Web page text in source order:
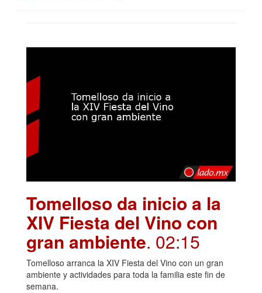
Tomelloso da inicio a la
XIV Fiesta del Vino con
gran ambiente. 02:15
Tomelloso arranca la XIV Fiesta del Vino con un gran
ambiente y actividades para toda la familia este fin de
semana.